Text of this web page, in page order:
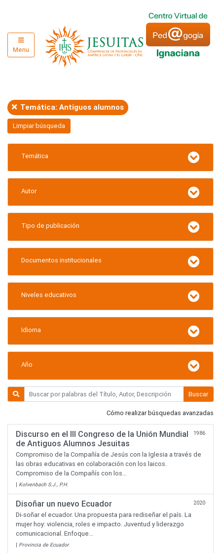
Menu
Temática: Antiguos alumnos
Limpiar búsqueda
Buscar
Cómo realizar búsquedas avanzadas
Discurso en el III Congreso de la Unión Mundial
de Antiguos Alumnos Jesuitas
1986
Compromiso de la Compañía de Jesús con la Iglesia a través de
las obras educativas en colaboración con los laicos.
Compromiso de la Compañís con los...
| Kolvenbach S.J., P.H.
Disoñar un nuevo Ecuador 2020
Di-soñar el ecuador. Una propuesta para rediseñar el país. La
mujer hoy: violencia, roles e impacto. Juventud y liderazgo
comunicacional. Enfoque...
| Provincia de Ecuador
Temática
Autor
Tipo de publicación
Documentos institucionales
Niveles educativos
Idioma
Año